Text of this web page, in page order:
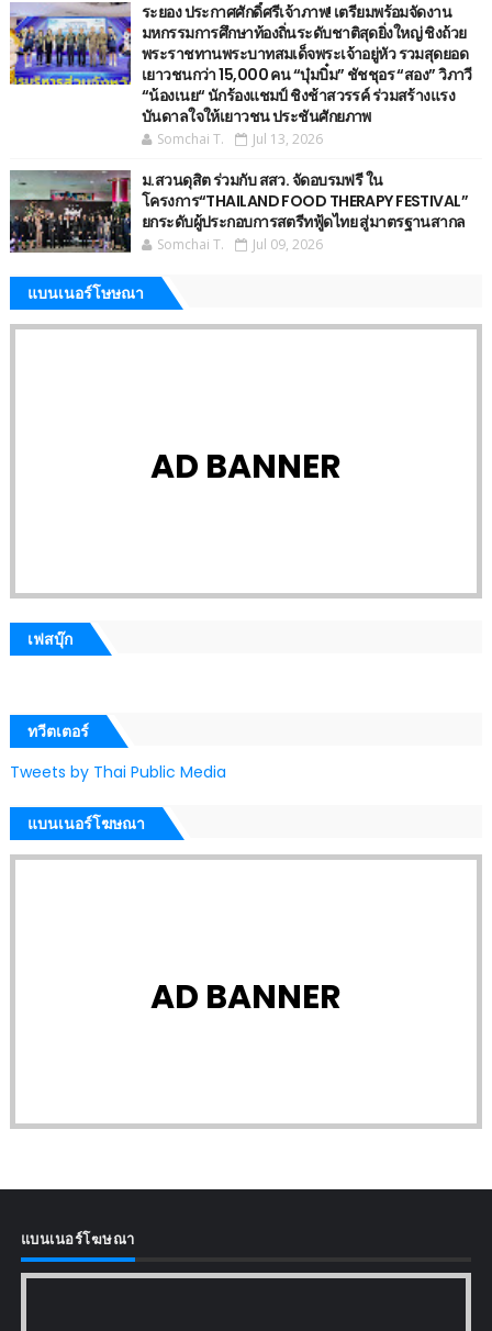
ระยอง ประกาศศักดิ์ศรีเจ้าภาพ! เตรียมพร้อมจัดงาน
มหกรรมการศึกษาท้องถิ่นระดับชาติสุดยิ่งใหญ่ ชิงถ้วย
พระราชทานพระบาทสมเด็จพระเจ้าอยู่หัว รวมสุดยอด
เยาวชนกว่า 15,000 คน “บุ๋มบิ๋ม” ชัชชุอร “สอง” วิภาวี
“น้องเนย“ นักร้องแชมป์ ชิงช้าสวรรค์ ร่วมสร้างแรง
บันดาลใจให้เยาวชน ประชันศักยภาพ
Somchai T. Jul 13, 2026
ม.สวนดุสิต ร่วมกับ สสว. จัดอบรมฟรี ใน
โครงการ“THAILAND FOOD THERAPY FESTIVAL”
ยกระดับผู้ประกอบการสตรีทฟู้ดไทย สู่มาตรฐานสากล
Somchai T. Jul 09, 2026
แบนเนอร์โษษณา
AD BANNER
เฟสบุ๊ก
ทวีตเตอร์
Tweets by Thai Public Media
แบนเนอร์โฆษณา
AD BANNER
แบนเนอร์โฆษณา